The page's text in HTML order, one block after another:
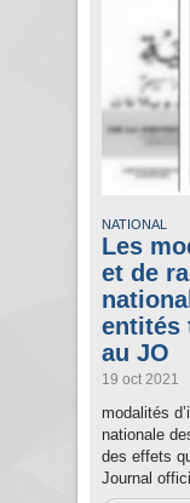
NATIONAL
Les
et de
entités
au JO
19 oct 2021
modalités
nationale
des effets
Journal